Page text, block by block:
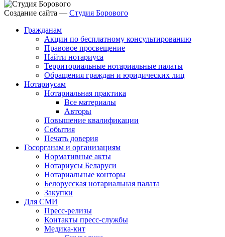
Создание сайта — Студия Борового
Гражданам
Акции по бесплатному консультированию
Правовое просвещение
Найти нотариуса
Территориальные нотариальные палаты
Обращения граждан и юридических лиц
Нотариусам
Нотариальная практика
Все материалы
Авторы
Повышение квалификации
События
Печать доверия
Госорганам и организациям
Нормативные акты
Нотариусы Беларуси
Нотариальные конторы
Белорусская нотариальная палата
Закупки
Для СМИ
Пресс-релизы
Контакты пресс-службы
Медика-кит